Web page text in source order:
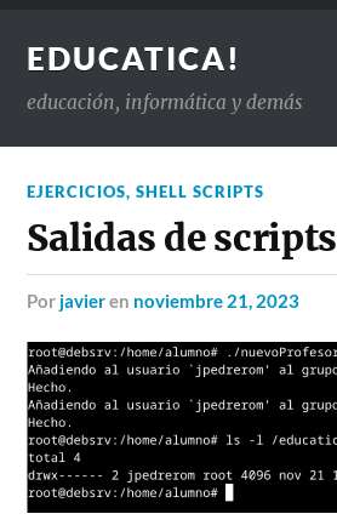
EDUCATICA!
educación, informática y demás
EJERCICIOS,SHELL SCRIPTS
Salidas de scripts
por javieren noviembre 21, 2023